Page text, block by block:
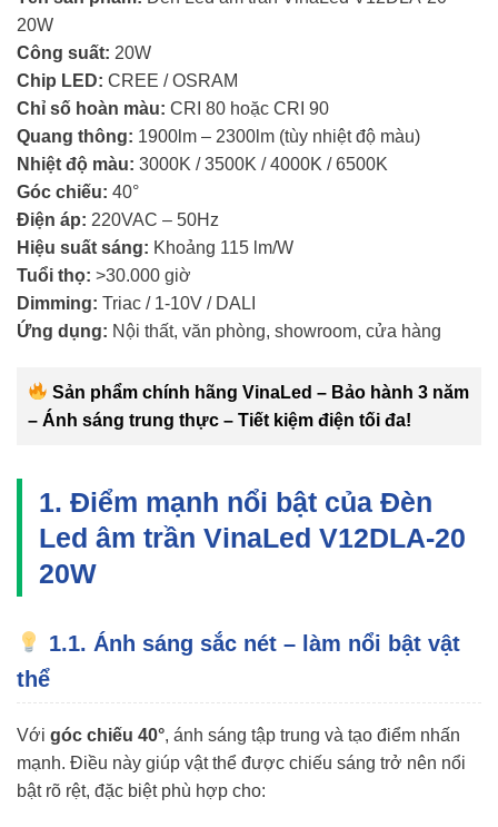
20W
Công suất: 20W
Chip LED: CREE / OSRAM
Chỉ số hoàn màu: CRI 80 hoặc CRI 90
Quang thông: 1900lm – 2300lm (tùy nhiệt độ màu)
Nhiệt độ màu: 3000K / 3500K / 4000K / 6500K
Góc chiếu: 40°
Điện áp: 220VAC – 50Hz
Hiệu suất sáng: Khoảng 115 lm/W
Tuổi thọ: >30.000 giờ
Dimming: Triac / 1-10V / DALI
Ứng dụng: Nội thất, văn phòng, showroom, cửa hàng
Sản phẩm chính hãng VinaLed – Bảo hành 3 năm
– Ánh sáng trung thực – Tiết kiệm điện tối đa!
1. Điểm mạnh nổi bật của Đèn
Led âm trần VinaLed V12DLA-20
20W
1.1. Ánh sáng sắc nét – làm nổi bật vật
thể
Với góc chiếu 40°, ánh sáng tập trung và tạo điểm nhấn
mạnh. Điều này giúp vật thể được chiếu sáng trở nên nổi
bật rõ rệt, đặc biệt phù hợp cho: